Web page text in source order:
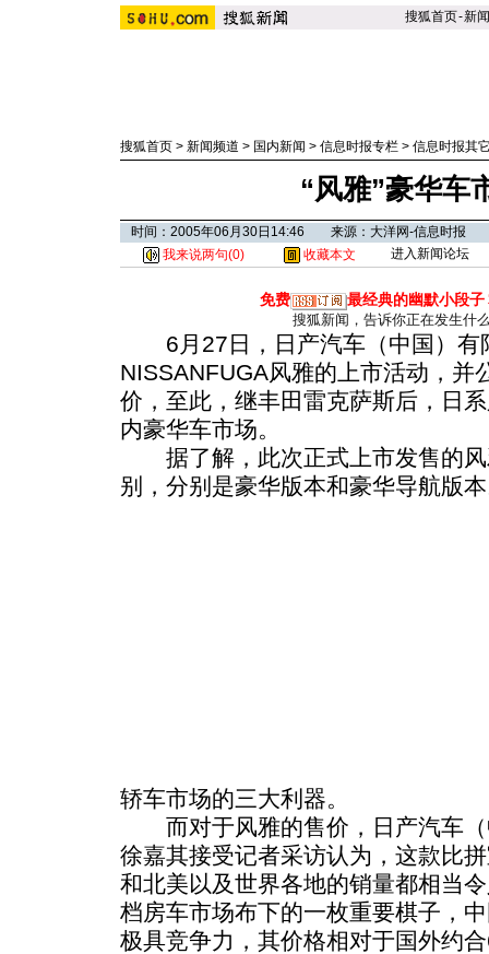
搜狐首页-新闻
搜狐首页 > 新闻频道 > 国内新闻 > 信息时报专栏 > 信息时报其
“风雅”豪华车
时间：2005年06月30日14:46 来源：大洋网-信息时报
我来说两句(0) 收藏本文 进入新闻论坛
免费 最经典的幽默小段子
搜狐新闻，告诉你正在发生什
6月27日，日产汽车（中国）有
NISSANFUGA风雅的上市活动，并
价，至此，继丰田雷克萨斯后，日
内豪华车市场。
据了解，此次正式上市发售的风
别，分别是豪华版本和豪华导航版
轿车市场的三大利器。
而对于风雅的售价，日产汽车（
徐嘉其接受记者采访认为，这款比
和北美以及世界各地的销量都相当
档房车市场布下的一枚重要棋子，
极具竞争力，其价格相对于国外约